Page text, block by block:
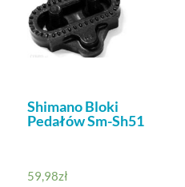
Shimano Bloki
Pedałów Sm-Sh51
59,98zł